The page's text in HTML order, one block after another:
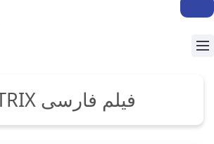
فیلم فارسی CITRIX